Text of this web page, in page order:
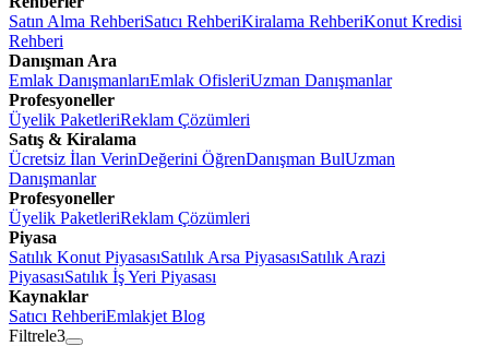
Satın Alma RehberiSatıcı RehberiKiralama RehberiKonut Kredisi
Rehberi
Danışman Ara
Emlak DanışmanlarıEmlak OfisleriUzman Danışmanlar
Profesyoneller
Üyelik PaketleriReklam Çözümleri
Satış & Kiralama
Ücretsiz İlan VerinDeğerini ÖğrenDanışman BulUzman
Danışmanlar
Profesyoneller
Üyelik PaketleriReklam Çözümleri
Piyasa
Satılık Konut PiyasasıSatılık Arsa PiyasasıSatılık Arazi
PiyasasıSatılık İş Yeri Piyasası
Kaynaklar
Satıcı RehberiEmlakjet Blog
Filtrele3